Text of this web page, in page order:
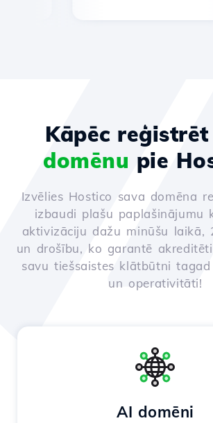
Kāpēc
domēnu pie
Izvēlies Hostico sava domēna
izbaudi plašu paplašinājumu
aktivizāciju dažu minūšu laikā,
un drošību, ko garantē
savu tiešsaistes klātbūtni
un operativitāti!
AI domēni